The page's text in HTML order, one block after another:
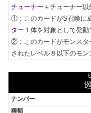
チューナー ＋チューナー
①：このカードがS召喚に
ター １体を対象として発
②：このカードがモンスタ
されたレベル８以下のモン